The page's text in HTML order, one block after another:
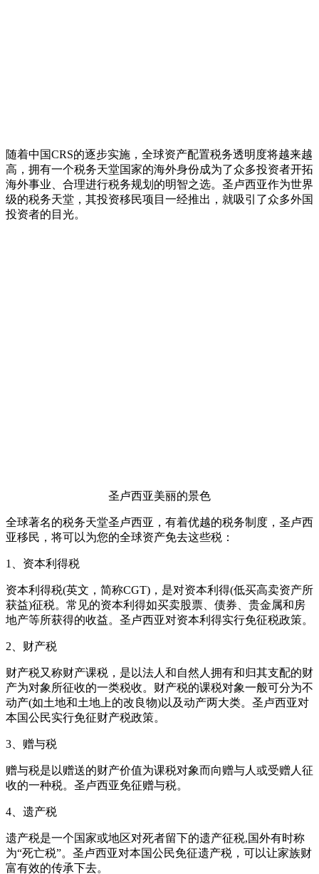
随着中国CRS的逐步实施，全球资产配置税务透明度将越来越
高，拥有一个税务天堂国家的海外身份成为了众多投资者开拓
海外事业、合理进行税务规划的明智之选。圣卢西亚作为世界
级的税务天堂，其投资移民项目一经推出，就吸引了众多外国
投资者的目光。
圣卢西亚美丽的景色
全球著名的税务天堂圣卢西亚，有着优越的税务制度，圣卢西
亚移民，将可以为您的全球资产免去这些税：
1、资本利得税
资本利得税(英文，简称CGT)，是对资本利得(低买高卖资产所
获益)征税。常见的资本利得如买卖股票、债券、贵金属和房
地产等所获得的收益。圣卢西亚对资本利得实行免征税政策。
2、财产税
财产税又称财产课税，是以法人和自然人拥有和归其支配的财
产为对象所征收的一类税收。财产税的课税对象一般可分为不
动产(如土地和土地上的改良物)以及动产两大类。圣卢西亚对
本国公民实行免征财产税政策。
3、赠与税
赠与税是以赠送的财产价值为课税对象而向赠与人或受赠人征
收的一种税。圣卢西亚免征赠与税。
4、遗产税
遗产税是一个国家或地区对死者留下的遗产征税,国外有时称
为“死亡税”。圣卢西亚对本国公民免征遗产税，可以让家族财
富有效的传承下去。